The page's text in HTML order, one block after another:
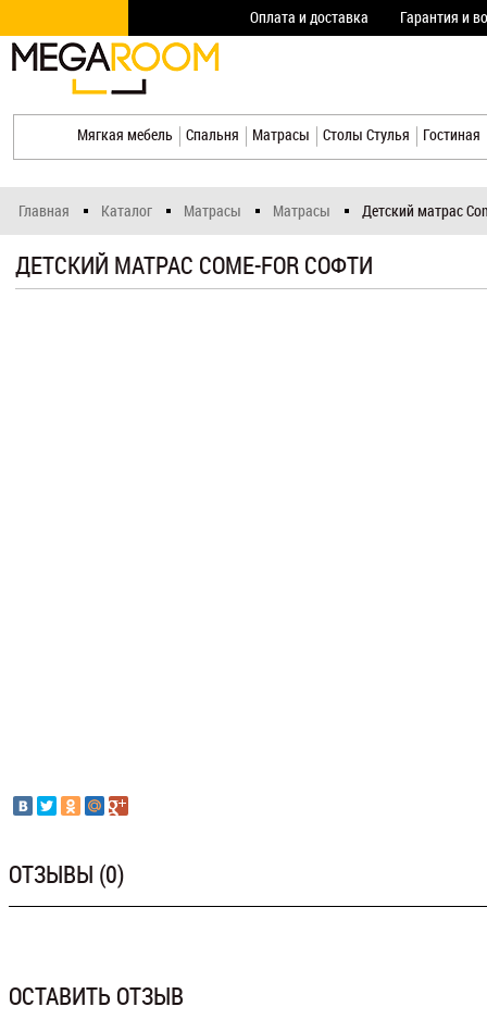
Оплата и доставка Гарантия и
Мягкая мебель Спальня Матрасы Столы Стулья Гостиная
Главная Каталог Матрасы Матрасы Детский матрас
ДЕТСКИЙ МАТРАС COME-FOR СОФТИ
ОТЗЫВЫ (0)
ОСТАВИТЬ ОТЗЫВ